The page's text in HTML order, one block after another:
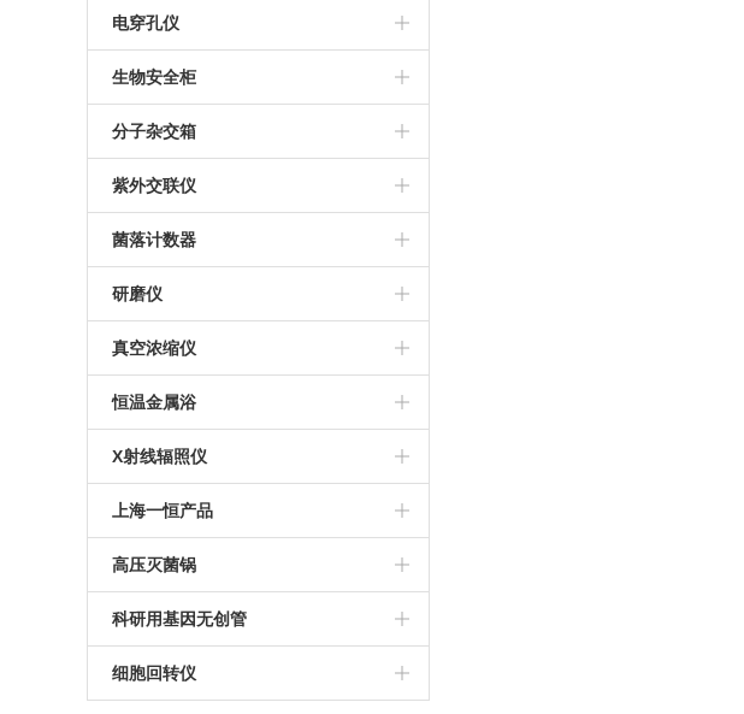
M-100葡萄糖分析仪
Thermo Fish
Countstar自动细胞计数仪
TYMR-IIIA
艾本德恒温混匀仪
Eppendorf
电穿孔仪
Bio-Rad
生物安全柜
哈东联
ESCO
分子杂交箱
美国UVP
紫外交联仪
美国UVP
菌落计数器
法国interscience
研磨仪
JXFSTPRP-CLN冷冻研磨仪
真空浓缩仪
Concentrator plus
恒温金属浴
MK200-4恒温金属浴
X射线辐照仪
RS1800Q X射线细胞辐照仪
RS2000plus X射线辐照仪
RS2000pro 生物学X射线辐照仪
上海一恒产品
恒温恒湿箱
恒温振荡器
电热恒温培养箱
高压灭菌锅
申安高压灭菌锅
科研用基因无创管
Streck基因无创管
细胞回转仪